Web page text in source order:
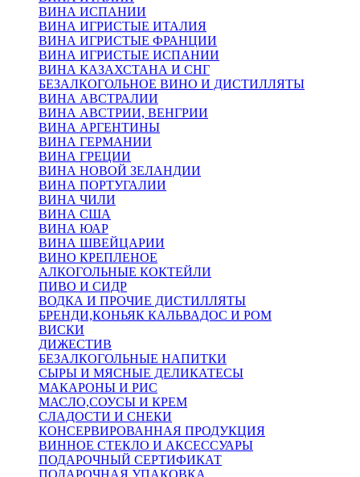
ВИНА ИСПАНИИ
ВИНА ИГРИСТЫЕ ИТАЛИЯ
ВИНА ИГРИСТЫЕ ФРАНЦИИ
ВИНА ИГРИСТЫЕ ИСПАНИИ
ВИНА КАЗАХСТАНА И СНГ
БЕЗАЛКОГОЛЬНОЕ ВИНО И ДИСТИЛЛЯТЫ
ВИНА АВСТРАЛИИ
ВИНА АВСТРИИ, ВЕНГРИИ
ВИНА АРГЕНТИНЫ
ВИНА ГЕРМАНИИ
ВИНА ГРЕЦИИ
ВИНА НОВОЙ ЗЕЛАНДИИ
ВИНА ПОРТУГАЛИИ
ВИНА ЧИЛИ
ВИНА США
ВИНА ЮАР
ВИНА ШВЕЙЦАРИИ
ВИНО КРЕПЛЕНОЕ
АЛКОГОЛЬНЫЕ КОКТЕЙЛИ
ПИВО И СИДР
ВОДКА И ПРОЧИЕ ДИСТИЛЛЯТЫ
БРЕНДИ,КОНЬЯК КАЛЬВАДОС И РОМ
ВИСКИ
ДИЖЕСТИВ
БЕЗАЛКОГОЛЬНЫЕ НАПИТКИ
СЫРЫ И МЯСНЫЕ ДЕЛИКАТЕСЫ
МАКАРОНЫ И РИС
МАСЛО,СОУСЫ И КРЕМ
СЛАДОСТИ И СНЕКИ
КОНСЕРВИРОВАННАЯ ПРОДУКЦИЯ
ВИННОЕ СТЕКЛО И АКСЕССУАРЫ
ПОДАРОЧНЫЙ СЕРТИФИКАТ